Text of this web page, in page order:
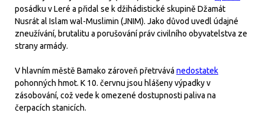
posádku v Leré a přidal se k džihádistické skupině Džamát
Nusrát al Islam wal-Muslimin (JNIM). Jako důvod uvedl údajné
zneužívání, brutalitu a porušování práv civilního obyvatelstva ze
strany armády.
V hlavním městě Bamako zároveň přetrvává nedostatek
pohonných hmot. K 10. červnu jsou hlášeny výpadky v
zásobování, což vede k omezené dostupnosti paliva na
čerpacích stanicích.